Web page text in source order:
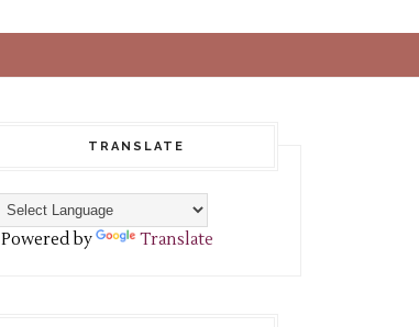
TRANSLATE
Powered by Translate